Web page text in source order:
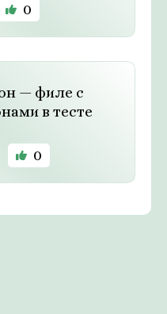
0
— филе с
в тесте
0